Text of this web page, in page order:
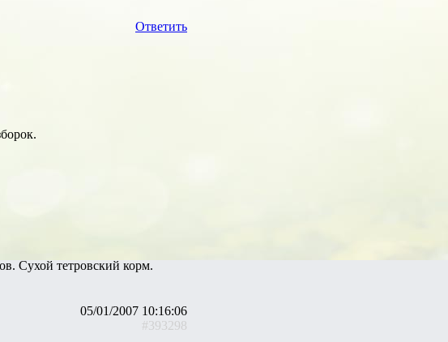
Ответить
Сухой тетровский корм.
05/01/2007 10:16:06
#393298